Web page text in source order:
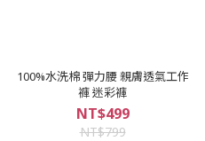
100%水洗棉 彈力腰 親膚透氣工作
褲 迷彩褲
NT$499
NT$799